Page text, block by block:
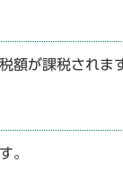
額が課税されま
。